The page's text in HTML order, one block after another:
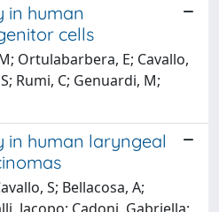
in human
cells
Ortulabarbera, E; Cavallo,
Rumi, C; Genuardi, M;
in human laryngeal
S; Bellacosa, A;
Jacopo; Cadoni, Gabriella;